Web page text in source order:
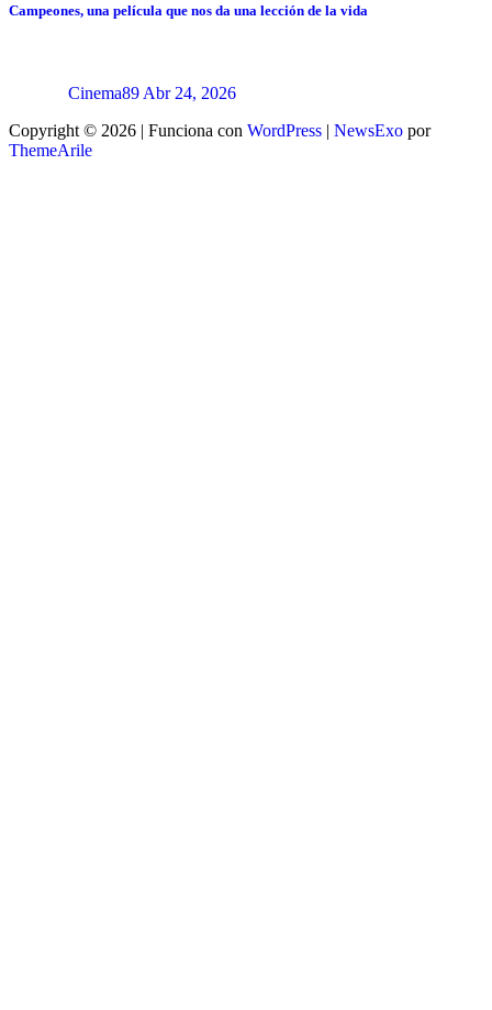
Campeones, una película que nos da una lección de la vida
Cinema89 Abr 24, 2026
Copyright © 2026 | Funciona con WordPress | NewsExo por
ThemeArile